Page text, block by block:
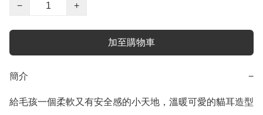
−
+
加至購物車
簡介 −
給毛孩一個柔軟又有安全感的小天地，溫暖可愛的貓耳造型